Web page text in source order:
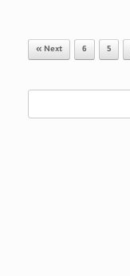
5
6
Next »